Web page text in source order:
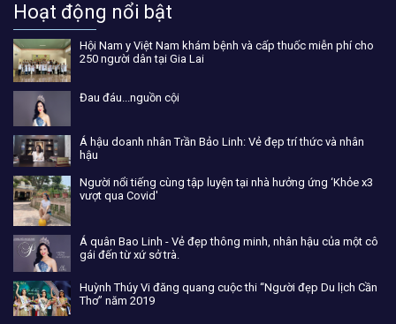
Hoạt động nổi bật
Hội Nam y Việt Nam khám bệnh và cấp thuốc miễn phí cho
250 người dân tại Gia Lai
Đau đáu...nguồn cội
Á hậu doanh nhân Trần Bảo Linh: Vẻ đẹp trí thức và nhân
hậu
Người nổi tiếng cùng tập luyện tại nhà hưởng ứng ‘Khỏe x3
vượt qua Covid'
Á quân Bao Linh - Vẻ đẹp thông minh, nhân hậu của một cô
gái đến từ xứ sở trà.
Huỳnh Thúy Vi đăng quang cuộc thi “Người đẹp Du lịch Cần
Thơ” năm 2019